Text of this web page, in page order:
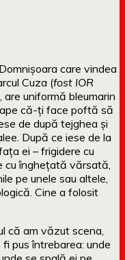
Domnișoara care vindea
Cuza (fost IOR
uniformă bleumarin
că-ți face poftă să
de după tejghea și
După ce iese de la
ei – frigidere cu
cu înghețată vărsată,
pe unele sau altele,
Cine a folosit
că am văzut scena,
pus întrebarea: unde